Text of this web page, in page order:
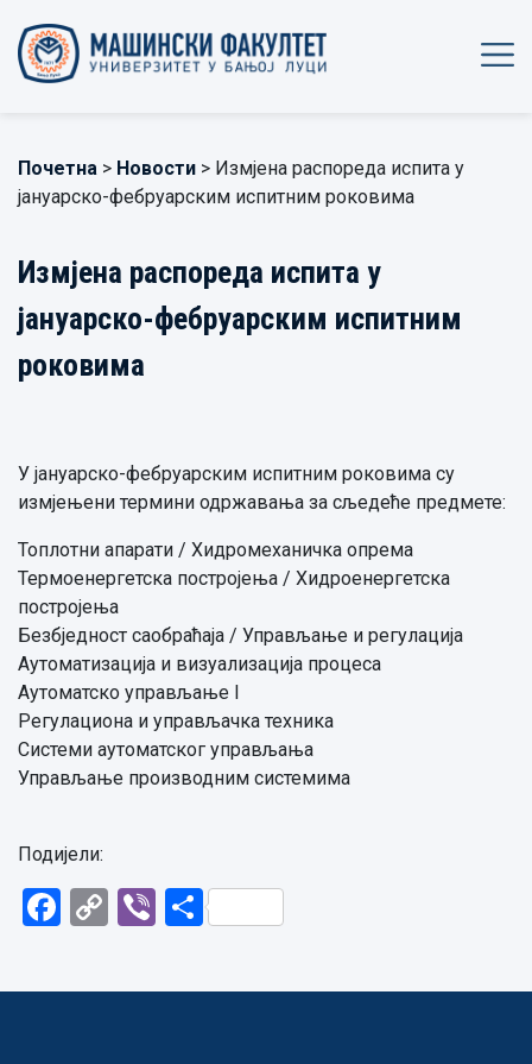
Почетна > Новости > Измјена распореда испита у
јануарско-фебруарским испитним роковима
Измјена распореда испита у
јануарско-фебруарским испитним
роковима
У јануарско-фебруарским испитним роковима су
измјењени термини одржавања за сљедеће предмете:
Топлотни апарати / Хидромеханичка опрема
Термоенергетска постројења / Хидроенергетска
постројења
Безбједност саобраћаја / Управљање и регулација
Аутоматизација и визуализација процеса
Аутоматско управљање I
Регулациона и управљачка техника
Системи аутоматског управљања
Управљање производним системима
Подијели:
Facebook
CopyViberShare